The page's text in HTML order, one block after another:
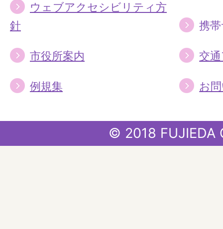
ウェブアクセシビリティ方
針
携
市役所案内 交
例規集 お
© 2018 FUJIEDA